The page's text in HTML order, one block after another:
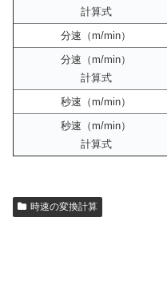
計算式
分速（m/min）
分速（m/min）
計算式
秒速（m/min）
秒速（m/min）
計算式
時速の変換計算